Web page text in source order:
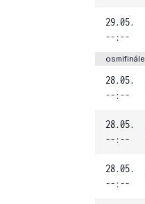
29.05.
--:--
osmifinále
28.05.
--:--
28.05.
--:--
28.05.
--:--